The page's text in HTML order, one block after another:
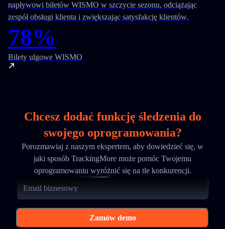
napływowi biletów WISMO w szczycie sezonu, odciążając
zespół obsługi klienta i zwiększając satysfakcję klientów.
78%
Bilety ulgowe WISMO
Chcesz dodać funkcję śledzenia do
swojego oprogramowania?
Porozmawiaj z naszym ekspertem, aby dowiedzieć się, w
jaki sposób TrackingMore może pomóc Twojemu
oprogramowaniu wyróżnić się na tle konkurencji.
Zamów demo